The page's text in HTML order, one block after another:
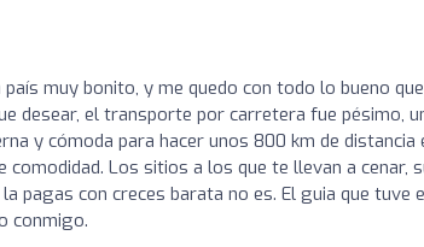
muy bonito, y me quedo con todo lo bueno
desear, el transporte por carretera fue pésimo,
y cómoda para hacer unos 800 km de distancia
comodidad. Los sitios a los que te llevan a cenar,
pagas con creces barata no es. El guia que tuve
conmigo.